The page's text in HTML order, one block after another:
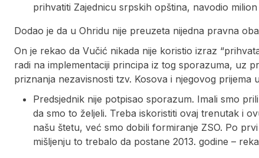
prihvatiti Zajednicu srpskih opština, navodio
Dodao je da u Ohridu nije preuzeta nijedna pravna
On je rekao da Vučić nikada nije koristio izraz
radi na implementaciji principa iz tog sporazuma, uz
priznanja nezavisnosti tzv. Kosova i njegovog prijema
Predsjednik nije potpisao sporazum. Imali smo
da smo to željeli. Treba iskoristiti ovaj trenutak i
našu štetu, već smo dobili formiranje ZSO. Po
mišljenju to trebalo da postane 2013. godine –